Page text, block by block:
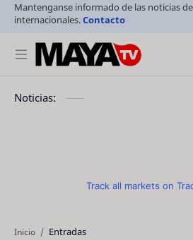
Mantenganse informado de las noticias
internacionales.Contacto
Noticias:
Track all markets on
Inicio Entradas